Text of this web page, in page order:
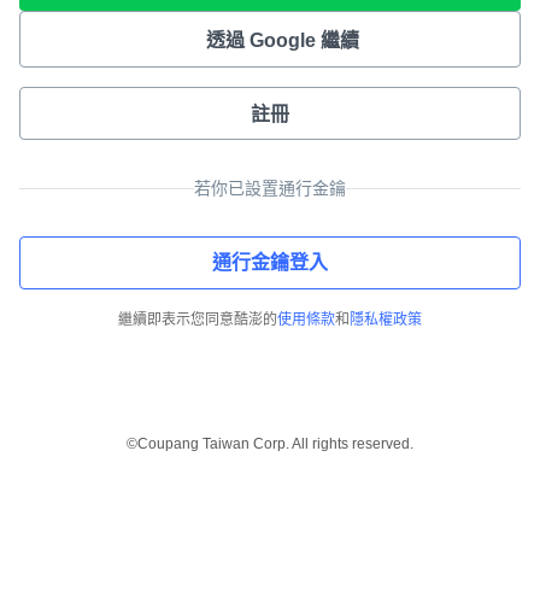
透過 Google 繼續
註冊
若你已設置通行金鑰
通行金鑰登入
繼續即表示您同意酷澎的使用條款和 隱私權政策
©Coupang Taiwan Corp. All rights reserved.